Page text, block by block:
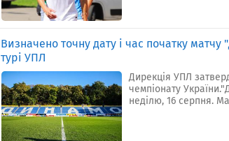
Визначено точну дату і час початку
турі УПЛ
Дирекція УПЛ
чемпіонату
неділю, 16 серпня.